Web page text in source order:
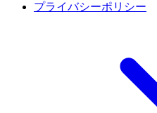
プライバシーポリシー